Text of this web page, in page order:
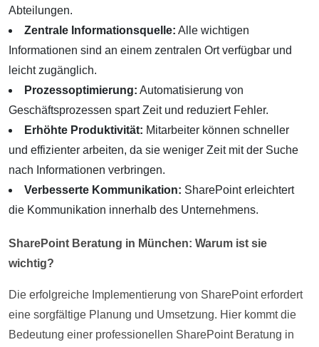
Abteilungen.
Zentrale Informationsquelle: Alle wichtigen
Informationen sind an einem zentralen Ort verfügbar und
leicht zugänglich.
Prozessoptimierung: Automatisierung von
Geschäftsprozessen spart Zeit und reduziert Fehler.
Erhöhte Produktivität: Mitarbeiter können schneller
und effizienter arbeiten, da sie weniger Zeit mit der Suche
nach Informationen verbringen.
Verbesserte Kommunikation: SharePoint erleichtert
die Kommunikation innerhalb des Unternehmens.
SharePoint Beratung in München: Warum ist sie
wichtig?
Die erfolgreiche Implementierung von SharePoint erfordert
eine sorgfältige Planung und Umsetzung. Hier kommt die
Bedeutung einer professionellen SharePoint Beratung in